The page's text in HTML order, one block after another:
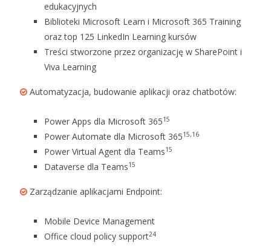
edukacyjnych
Biblioteki Microsoft Learn i Microsoft 365 Training
oraz top 125 LinkedIn Learning kursów
Treści stworzone przez organizację w SharePoint i
Viva Learning
Automatyzacja, budowanie aplikacji oraz chatbotów:
Power Apps dla Microsoft 36515
Power Automate dla Microsoft 36515,16
Power Virtual Agent dla Teams15
Dataverse dla Teams15
Zarządzanie aplikacjami Endpoint:
Mobile Device Management
Office cloud policy support24